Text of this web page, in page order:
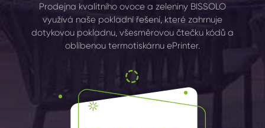
Prodejna kvalitního ovoce a zeleniny BISSOLO
využívá naše pokladní řešení, které zahrnuje
dotykovou pokladnu, všesměrovou čtečku kódů a
oblíbenou termotiskárnu ePrinter.